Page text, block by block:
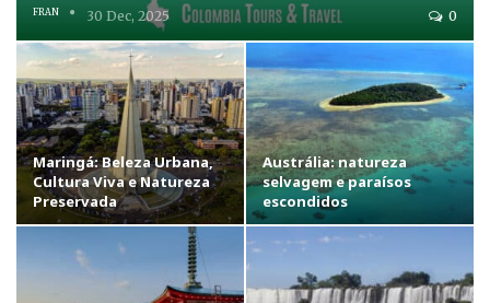
FRAN 30 Dec, 2025 0
Maringá: Beleza Urbana,
Cultura Viva e Natureza
Preservada
Austrália: natureza
selvagem e paraísos
escondidos